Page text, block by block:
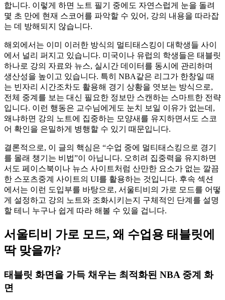
합니다. 이렇게 하면 노트 필기 중에도 자연스럽게 눈을 돌려
몇 초 만에 현재 스코어를 파악할 수 있어, 강의 내용을 따라잡
는 데 방해되지 않습니다.
해외에서는 이미 이러한 방식의 멀티태스킹이 대학생들 사이
에서 널리 퍼지고 있습니다. 미국이나 유럽의 학생들은 태블릿
하나로 강의 자료와 뉴스, 실시간 데이터를 동시에 관리하며
생산성을 높이고 있습니다. 특히 NBA같은 리그가 한창일 때
는 빈자리 시간조차도 활용해 경기 상황을 엿보는 방식으로,
전체 중계를 보는 대신 필요한 정보만 스캔하는 스마트한 전략
입니다. 이런 행동은 교수님에게도 눈치 보일 이유가 없는데,
왜냐하면 강의 노트에 집중하는 모양새를 유지하면서도 스코
어 확인을 은밀하게 병행할 수 있기 때문입니다.
결론적으로, 이 글의 핵심은 “수업 중에 멀티태스킹으로 경기
를 몰래 챙기는 비법”이 아닙니다. 오히려 집중력을 유지하면
서도 페이스북이나 뉴스 사이트처럼 산만한 요소가 없는 깔끔
한 스포츠중계 사이트의 UI를 활용하는 것입니다. 후속 섹션
에서는 이런 도입부를 바탕으로, 서울티비의 가로 모드를 어떻
게 설정하고 강의 노트와 조화시키는지 구체적인 단계를 설명
할 테니 누구나 쉽게 따라 해볼 수 있을 겁니다.
서울티비 가로 모드, 왜 수업용 태블릿에
딱 맞을까?
태블릿 화면을 가득 채우는 최적화된 NBA 중계 화
면